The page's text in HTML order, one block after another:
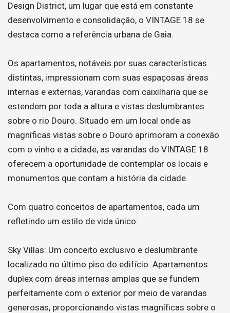
Design District, um lugar que está em constante
desenvolvimento e consolidação, o VINTAGE 18 se
destaca como a referência urbana de Gaia.
Os apartamentos, notáveis por suas características
distintas, impressionam com suas espaçosas áreas
internas e externas, varandas com caixilharia que se
estendem por toda a altura e vistas deslumbrantes
sobre o rio Douro. Situado em um local onde as
magníficas vistas sobre o Douro aprimoram a conexão
com o vinho e a cidade, as varandas do VINTAGE 18
oferecem a oportunidade de contemplar os locais e
monumentos que contam a história da cidade.
Com quatro conceitos de apartamentos, cada um
refletindo um estilo de vida único:
Sky Villas: Um conceito exclusivo e deslumbrante
localizado no último piso do edifício. Apartamentos
duplex com áreas internas amplas que se fundem
perfeitamente com o exterior por meio de varandas
generosas, proporcionando vistas magníficas sobre o